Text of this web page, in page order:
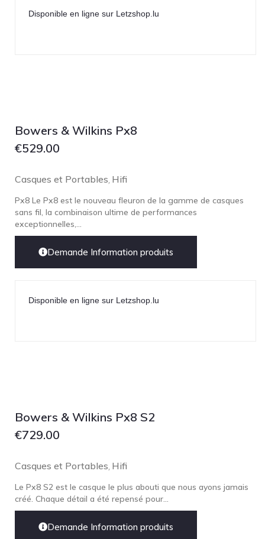
Disponible en ligne sur Letzshop.lu
Bowers & Wilkins Px8
€529.00
Casques et Portables Hifi
Px8 Le Px8 est le nouveau fleuron de la gamme de casques
sans fil, la combinaison ultime de performances
exceptionnelles,...
Demande Information produits
Disponible en ligne sur Letzshop.lu
Bowers & Wilkins Px8 S2
€729.00
Casques et Portables Hifi
Le Px8 S2 est le casque le plus abouti que nous ayons jamais
créé. Chaque détail a été repensé pour...
Demande Information produits